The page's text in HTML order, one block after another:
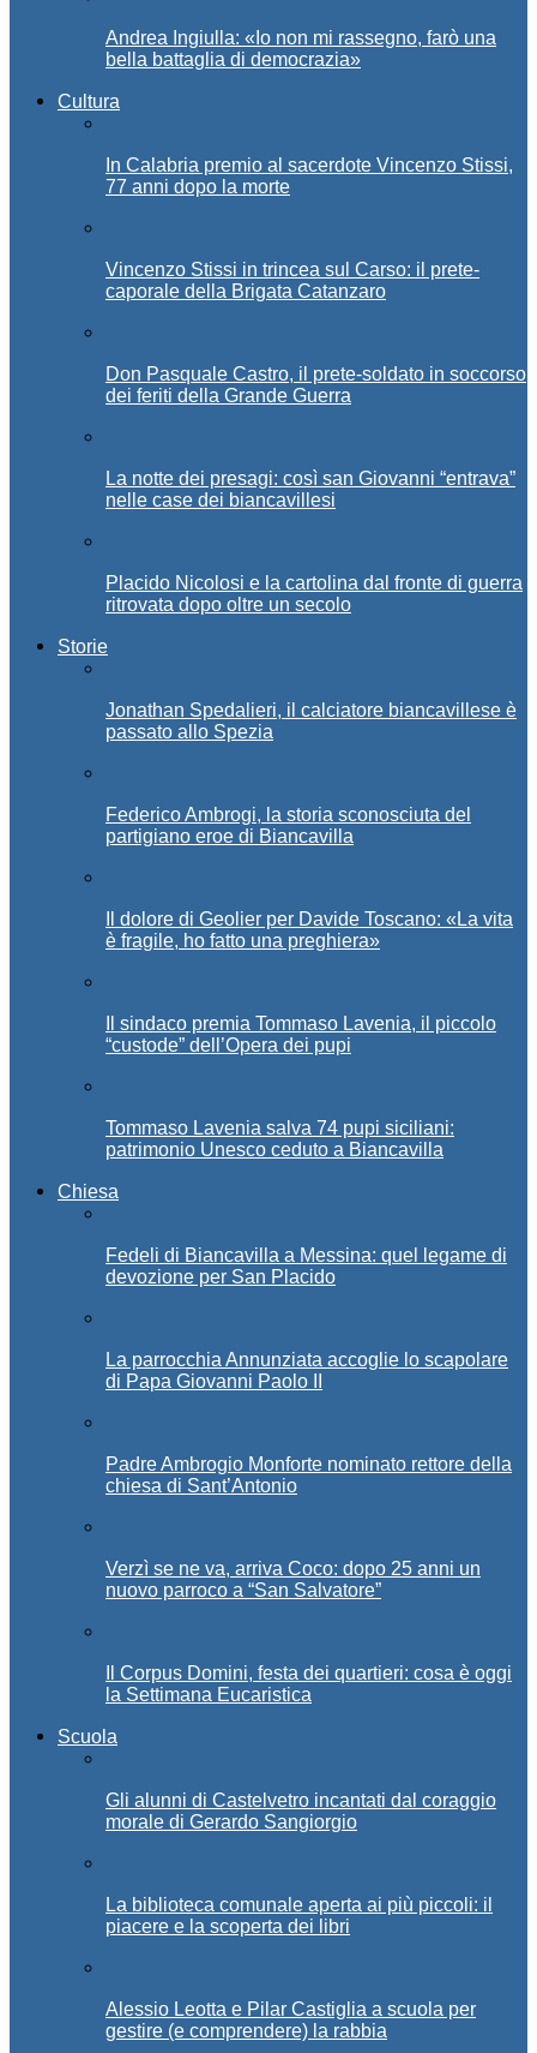
Andrea Ingiulla: «Io non mi rassegno, farò una
bella battaglia di democrazia»
Cultura
In Calabria premio al sacerdote Vincenzo Stissi,
77 anni dopo la morte
Vincenzo Stissi in trincea sul Carso: il prete-
caporale della Brigata Catanzaro
Don Pasquale Castro, il prete-soldato in soccorso
dei feriti della Grande Guerra
La notte dei presagi: così san Giovanni “entrava”
nelle case dei biancavillesi
Placido Nicolosi e la cartolina dal fronte di guerra
ritrovata dopo oltre un secolo
Storie
Jonathan Spedalieri, il calciatore biancavillese è
passato allo Spezia
Federico Ambrogi, la storia sconosciuta del
partigiano eroe di Biancavilla
Il dolore di Geolier per Davide Toscano: «La vita
è fragile, ho fatto una preghiera»
Il sindaco premia Tommaso Lavenia, il piccolo
“custode” dell’Opera dei pupi
Tommaso Lavenia salva 74 pupi siciliani:
patrimonio Unesco ceduto a Biancavilla
Chiesa
Fedeli di Biancavilla a Messina: quel legame di
devozione per San Placido
La parrocchia Annunziata accoglie lo scapolare
di Papa Giovanni Paolo II
Padre Ambrogio Monforte nominato rettore della
chiesa di Sant’Antonio
Verzì se ne va, arriva Coco: dopo 25 anni un
nuovo parroco a “San Salvatore”
Il Corpus Domini, festa dei quartieri: cosa è oggi
la Settimana Eucaristica
Scuola
Gli alunni di Castelvetro incantati dal coraggio
morale di Gerardo Sangiorgio
La biblioteca comunale aperta ai più piccoli: il
piacere e la scoperta dei libri
Alessio Leotta e Pilar Castiglia a scuola per
gestire (e comprendere) la rabbia